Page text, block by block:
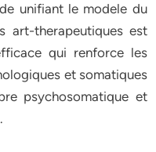
unifiant le modele du
art-therapeutiques est
qui renforce les
et somatiques
psychosomatique et